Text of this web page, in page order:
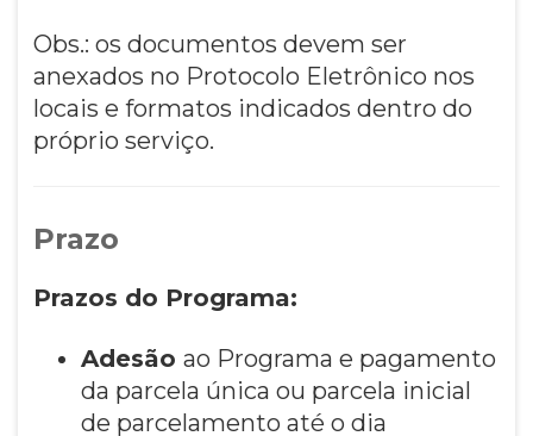
Obs.: os documentos devem ser
anexados no Protocolo Eletrônico nos
locais e formatos indicados dentro do
próprio serviço.
Prazo
Prazos do Programa:
Adesão ao Programa e pagamento
da parcela única ou parcela inicial
de parcelamento até o dia